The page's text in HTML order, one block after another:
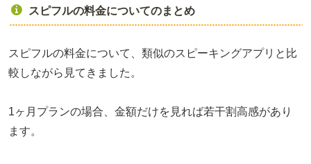
スピフルの料金についてのまとめ
スピフルの料金について、類似のスピーキングアプリと比
較しながら見てきました。
1ヶ月プランの場合、金額だけを見れば若干割高感があり
ます。